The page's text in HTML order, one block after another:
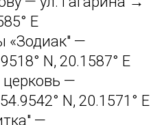
E
«Зодиак" —
N, 20.1587° E
—
N, 20.1571° E
—